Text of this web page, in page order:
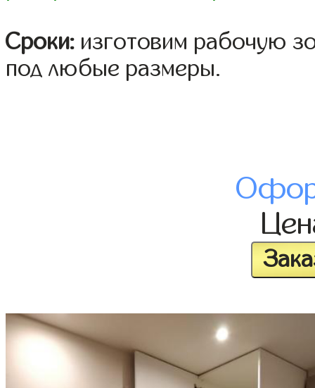
Сроки: изготовим рабочую
под любые размеры.